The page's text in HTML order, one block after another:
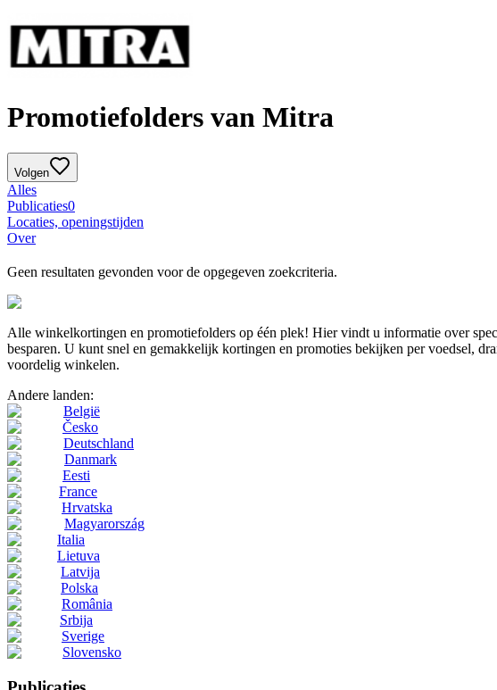
Promotiefolders van Mitra
Volgen
Alles
Publicaties0
Locaties, openingstijden
Over
Geen resultaten gevonden voor de opgegeven zoekcriteria.
Alle winkelkortingen en promotiefolders op één plek! Hier vindt u informatie over
besparen. U kunt snel en gemakkelijk kortingen en promoties bekijken per voedsel,
voordelig winkelen.
Andere landen:
België
Česko
Deutschland
Danmark
Eesti
France
Hrvatska
Magyarország
Italia
Lietuva
Latvija
Polska
România
Srbija
Sverige
Slovensko